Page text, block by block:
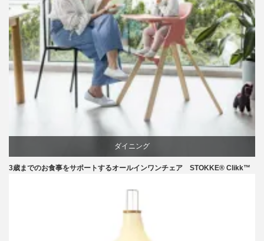
ダイニング
3歳までのお食事をサポートするオールインワンチェア STOKKE® Clikk™